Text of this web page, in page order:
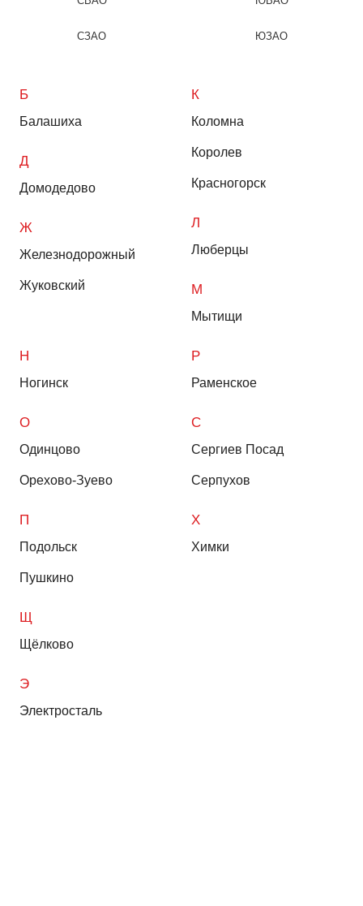
СЗАО ЮЗАО
Б
Балашиха
Д
Домодедово
Ж
Железнодорожный
Жуковский
К
Коломна
Королев
Красногорск
Л
Люберцы
М
Мытищи
Н
Ногинск
О
Одинцово
Орехово-Зуево
П
Подольск
Пушкино
Р
Раменское
С
Сергиев Посад
Серпухов
Х
Химки
Щ
Щёлково
Э
Электросталь